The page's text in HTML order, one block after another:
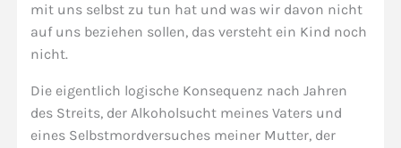
mit uns selbst zu tun hat und was wir davon nicht
auf uns beziehen sollen, das versteht ein Kind noch
nicht.
Die eigentlich logische Konsequenz nach Jahren
des Streits, der Alkoholsucht meines Vaters und
eines Selbstmordversuches meiner Mutter, der